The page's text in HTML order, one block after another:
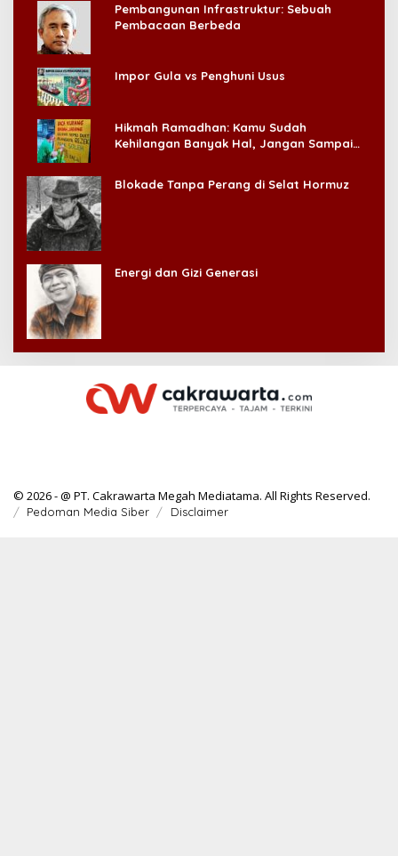
Pembangunan Infrastruktur: Sebuah
Pembacaan Berbeda
Impor Gula vs Penghuni Usus
Hikmah Ramadhan: Kamu Sudah
Kehilangan Banyak Hal, Jangan Sampai
Blokade Tanpa Perang di Selat Hormuz
Energi dan Gizi Generasi
© 2026 - @ PT. Cakrawarta Megah Mediatama. All Rights Reserved.
Pedoman Media Siber Disclaimer